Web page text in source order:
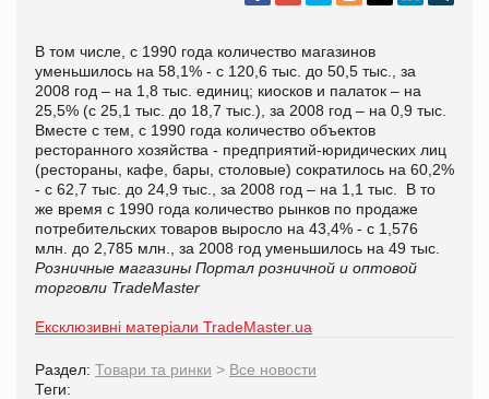
В том числе, с 1990 года количество магазинов
уменьшилось на 58,1% - с 120,6 тыс. до 50,5 тыс., за
2008 год – на 1,8 тыс. единиц; киосков и палаток – на
25,5% (с 25,1 тыс. до 18,7 тыс.), за 2008 год – на 0,9 тыс.
Вместе с тем, с 1990 года количество объектов
ресторанного хозяйства - предприятий-юридических лиц
(рестораны, кафе, бары, столовые) сократилось на 60,2%
- с 62,7 тыс. до 24,9 тыс., за 2008 год – на 1,1 тыс. В то
же время с 1990 года количество рынков по продаже
потребительских товаров выросло на 43,4% - с 1,576
млн. до 2,785 млн., за 2008 год уменьшилось на 49 тыс.
Розничные магазины Портал розничной и оптовой
торговли TradeMaster
Ексклюзивні матеріали TradeMaster.ua
Раздел: Товари та ринки > Все новости
Теги: